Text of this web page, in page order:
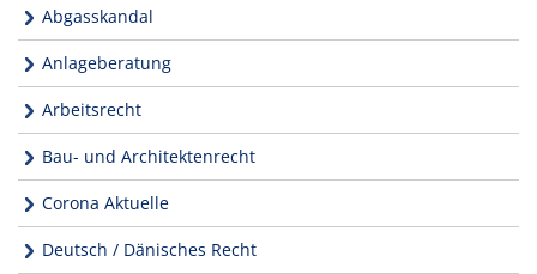
Abgasskandal
Anlageberatung
Arbeitsrecht
Bau- und Architektenrecht
Corona Aktuelle
Deutsch / Dänisches Recht